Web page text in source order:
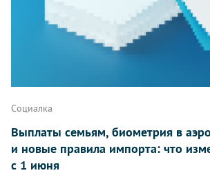
Социалка
Выплаты семьям, биометрия в
и новые правила импорта: что
с 1 июня